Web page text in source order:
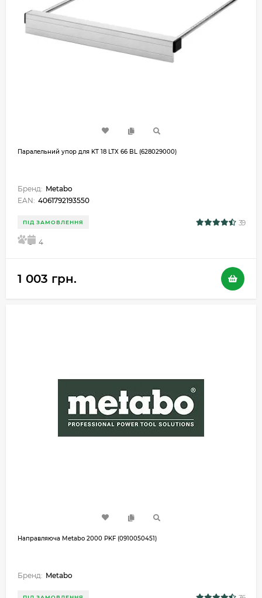
Паралельний упор для KT 18 LTX 66 BL (628029000)
Бренд: Metabo
EAN: 4061792193550
ПІД ЗАМОВЛЕННЯ 39
5 4
1 003 грн.
Направляюча Metabo 2000 PKF (0910050451)
Бренд: Metabo